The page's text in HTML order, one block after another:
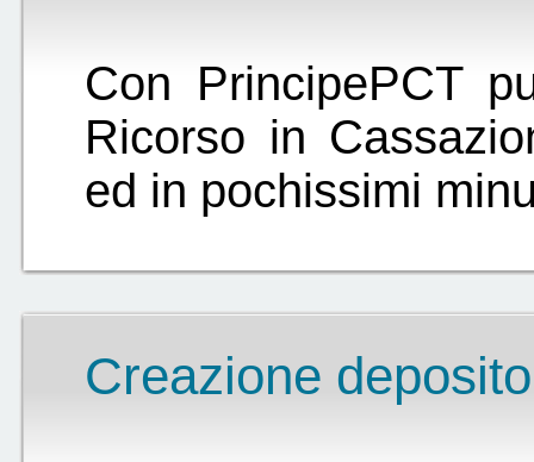
Con PrincipePCT
Ricorso in
ed in pochissimi
Creazione deposito